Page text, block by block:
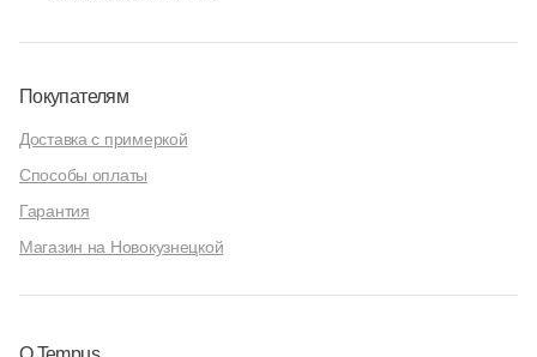
Покупателям
Доставка с примеркой
Способы оплаты
Гарантия
Магазин на Новокузнецкой